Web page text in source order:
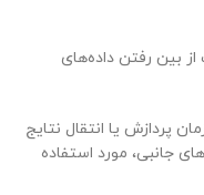
بین رفتن داده‌های
پردازش یا انتقال نتایج
جانبی، مورد استفاده